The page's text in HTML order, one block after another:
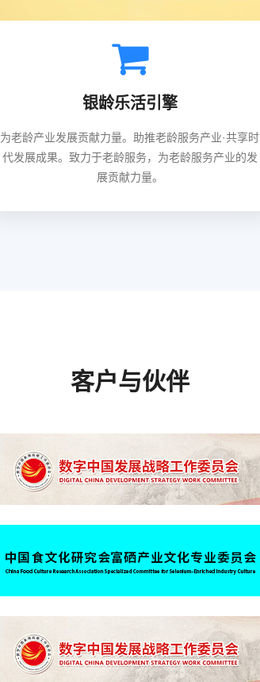
银龄乐活引擎
为老龄产业发展贡献力量。助推老龄服务产业·共享时
代发展成果。致力于老龄服务，为老龄服务产业的发
展贡献力量。
客户与伙伴